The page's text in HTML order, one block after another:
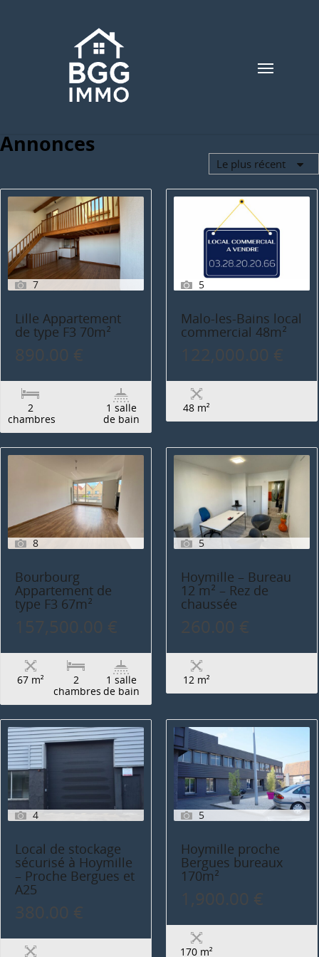
Annonces
Le plus récent
7
Lille Appartement
de type F3 70m²
890.00 €
2
chambres
1 salle
de bain
5
Malo-les-Bains local
commercial 48m²
122,000.00 €
48 m²
8
Bourbourg
Appartement de
type F3 67m²
157,500.00 €
67 m²
2
chambres
1 salle
de bain
5
Hoymille – Bureau
12 m² – Rez de
chaussée
260.00 €
12 m²
4
Local de stockage
sécurisé à Hoymille
– Proche Bergues et
A25
380.00 €
5
Hoymille proche
Bergues bureaux
170m²
1,900.00 €
170 m²